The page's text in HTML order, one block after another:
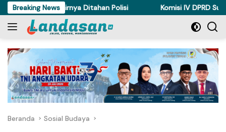
Langsung
ke
konten
Breaking News
Torue Akhirnya Ditahan Polisi Komisi IV DPRD Sulteng
Beranda Sosial Budaya